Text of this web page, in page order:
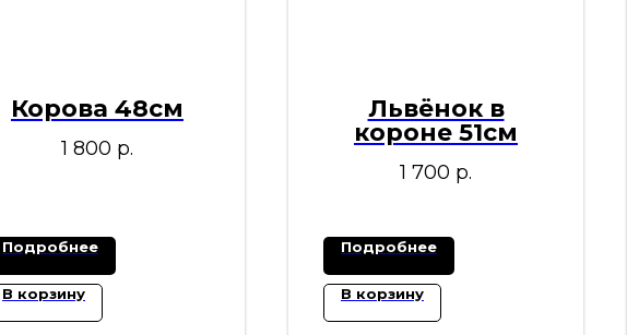
Корова 48см
1 800 р.
Подробнее
В корзину
Львёнок в
короне 51см
1 700 р.
Подробнее
В корзину